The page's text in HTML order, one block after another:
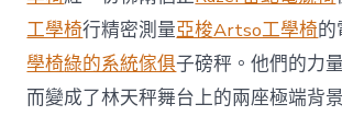
工學椅行精密測量亞梭Artso工學椅的
學椅綠的系統傢俱子磅秤。他們的力
而變成了林天秤舞台上的兩座極端背